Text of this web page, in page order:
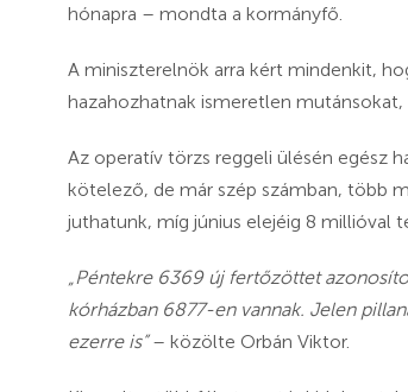
hónapra – mondta a kormányfő.
A miniszterelnök arra kért mindenkit,
hazahozhatnak ismeretlen
Az operatív törzs reggeli ülésén egész
kötelező, de már szép számban, több
juthatunk, míg június elejéig 8 millióval
„Péntekre 6369 új fertőzöttet
kórházban 6877-en vannak. Jelen
ezerre is”– közölte Orbán Viktor.